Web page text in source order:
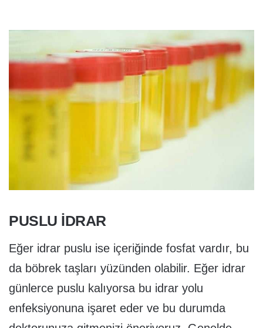
PUSLU IDRAR
Eğer idrar puslu ise içeriğinde fosfat vardır, bu
da böbrek taşları yüzünden olabilir. Eğer idrar
günlerce puslu kalıyorsa bu idrar yolu
enfeksiyonuna işaret eder ve bu durumda